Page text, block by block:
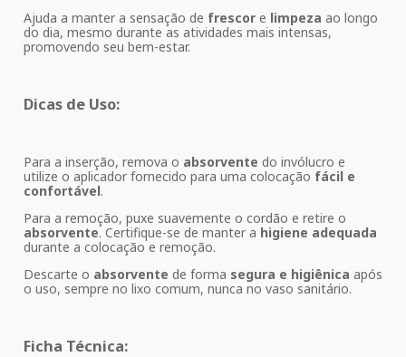
Ajuda a manter a sensação de frescor e limpeza ao longo
do dia, mesmo durante as atividades mais intensas,
promovendo seu bem-estar.
Dicas de Uso:
Para a inserção, remova o absorvente do invólucro e
utilize o aplicador fornecido para uma colocação fácil e
confortável.
Para a remoção, puxe suavemente o cordão e retire o
absorvente. Certifique-se de manter a higiene adequada
durante a colocação e remoção.
Descarte o absorvente de forma segura e higiênica após
o uso, sempre no lixo comum, nunca no vaso sanitário.
Ficha Técnica: